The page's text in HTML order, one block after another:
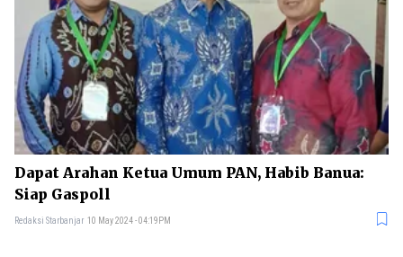
Dapat Arahan Ketua Umum PAN, Habib Banua:
Siap Gaspoll
Redaksi Starbanjar 10 May 2024 - 04:19PM